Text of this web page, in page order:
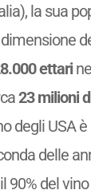
la sua
ettari
23 milioni
degli USA
delle
90% del